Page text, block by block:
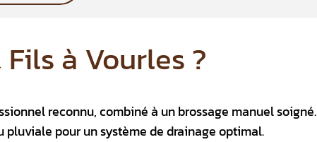
à Vourles ?
reconnu, combiné à un brossage manuel soigné.
pluviale pour un système de drainage optimal.